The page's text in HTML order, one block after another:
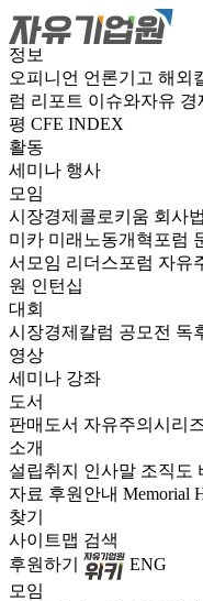
정보
오피니언 언론기고 해외
럼 리포트 이슈와자유 경
평 CFE INDEX
활동
세미나 행사
모임
시장경제콜로키움 회사
미카 미래노동개혁포럼
서모임 리더스포럼 자유
원 인턴십
대회
시장경제칼럼 공모전 독
영상
세미나 강좌
도서
판매도서 자유주의시리
소개
설립취지 인사말 조직도
자료 후원안내 Memorial
찾기
사이트맵 검색
후원하기
ENG
모임